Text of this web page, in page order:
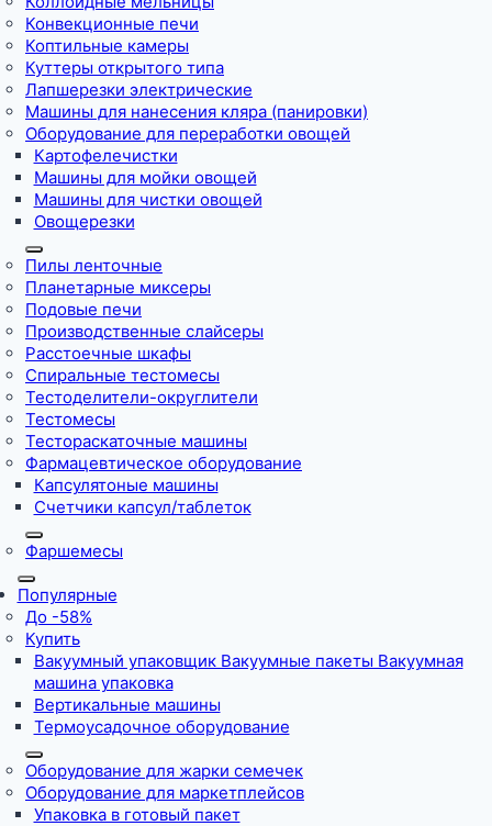
Конвекционные печи
Коптильные камеры
Куттеры открытого типа
Лапшерезки электрические
Машины для нанесения кляра (панировки)
Оборудование для переработки овощей
Картофелечистки
Машины для мойки овощей
Машины для чистки овощей
Овощерезки
Пилы ленточные
Планетарные миксеры
Подовые печи
Производственные слайсеры
Расстоечные шкафы
Спиральные тестомесы
Тестоделители-округлители
Тестомесы
Тестораскаточные машины
Фармацевтическое оборудование
Капсулятоные машины
Счетчики капсул/таблеток
Фаршемесы
Популярные
До -58%
Купить
Вакуумный упаковщик Вакуумные пакеты Вакуумная
машина упаковка
Вертикальные машины
Термоусадочное оборудование
Оборудование для жарки семечек
Оборудование для маркетплейсов
Упаковка в готовый пакет